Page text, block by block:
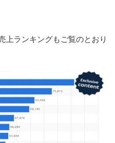
上ランキングもご覧のとおり